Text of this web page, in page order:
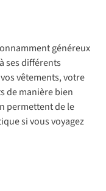
généreux
ses différents
vêtements, votre
de manière bien
permettent de le
si vous voyagez